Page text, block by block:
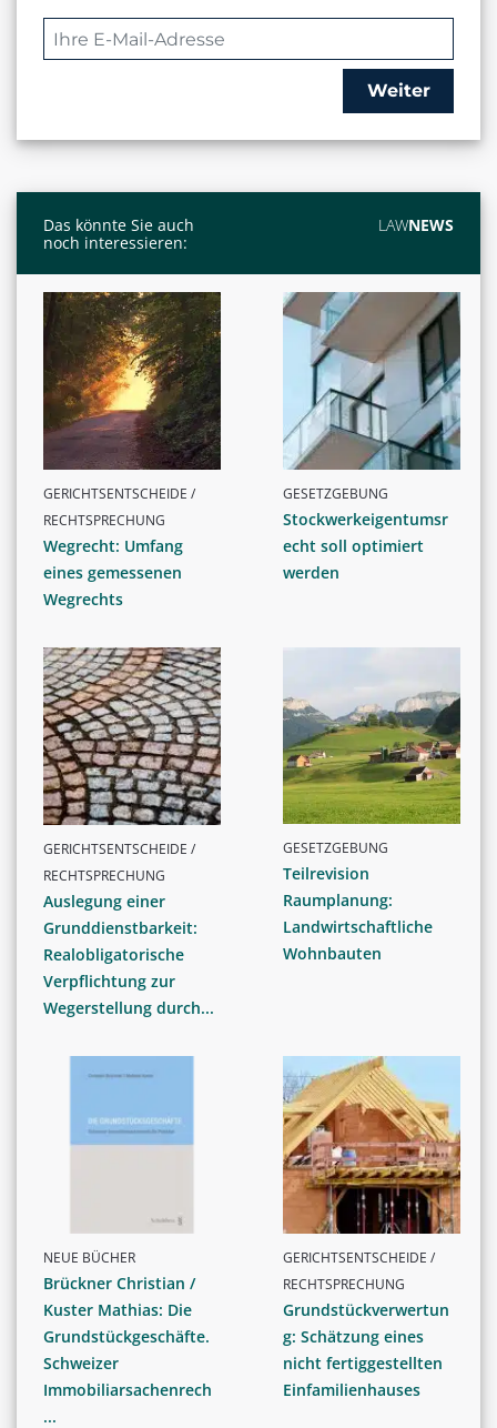
Weiter
Das könnte Sie auch
noch interessieren:
LAWNEWS
GERICHTSENTSCHEIDE /
RECHTSPRECHUNG
Wegrecht: Umfang
eines gemessenen
Wegrechts
GESETZGEBUNG
Stockwerkeigentumsr
echt soll optimiert
werden
GERICHTSENTSCHEIDE /
RECHTSPRECHUNG
Auslegung einer
Grunddienstbarkeit:
Realobligatorische
Verpflichtung zur
Wegerstellung durch...
GESETZGEBUNG
Teilrevision
Raumplanung:
Landwirtschaftliche
Wohnbauten
NEUE BÜCHER
Brückner Christian /
Kuster Mathias: Die
Grundstückgeschäfte.
Schweizer
Immobiliarsachenrech
...
GERICHTSENTSCHEIDE /
RECHTSPRECHUNG
Grundstückverwertun
g: Schätzung eines
nicht fertiggestellten
Einfamilienhauses